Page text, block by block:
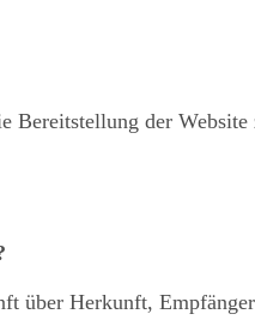
der
über Herkunft,